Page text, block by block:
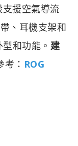
援空氣導流
、耳機支架和
和功能。 建
考： ROG